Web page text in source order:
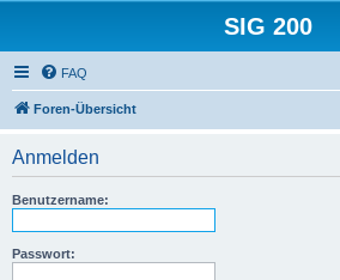
SIG 200
FAQ
Foren-Übersicht
Anmelden
Benutzername:
Passwort: